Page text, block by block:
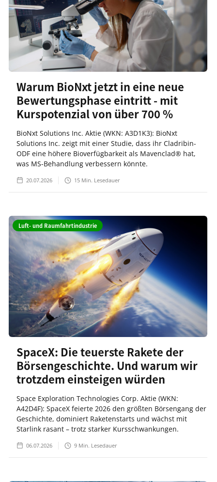
Warum BioNxt jetzt in eine neue
Bewertungsphase eintritt - mit
Kurspotenzial von über 700 %
BioNxt Solutions Inc. Aktie (WKN: A3D1K3): BioNxt
Solutions Inc. zeigt mit einer Studie, dass ihr Cladribin-
ODF eine höhere Bioverfügbarkeit als Mavenclad® hat,
was MS-Behandlung verbessern könnte.
20.07.2026 15 Min. Lesedauer
Luft- und Raumfahrtindustrie
SpaceX: Die teuerste Rakete der
Börsengeschichte. Und warum wir
trotzdem einsteigen würden
Space Exploration Technologies Corp. Aktie (WKN:
A42D4F): SpaceX feierte 2026 den größten Börsengang der
Geschichte, dominiert Raketenstarts und wächst mit
Starlink rasant – trotz starker Kursschwankungen.
06.07.2026 9 Min. Lesedauer